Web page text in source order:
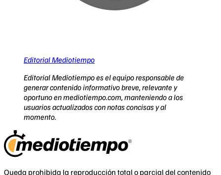
Editorial Mediotiempo
Editorial Mediotiempo es el equipo responsable de
generar contenido informativo breve, relevante y
oportuno en mediotiempo.com, manteniendo a los
usuarios actualizados con notas concisas y al
momento.
Queda prohibida la reproducción total o parcial del contenido